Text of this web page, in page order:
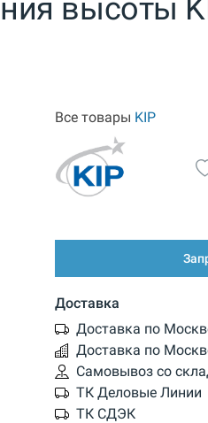
высоты
Все товары KIP
Доставка
Доставка по
Доставка по
Самовывоз со
ТК Деловые Линии
ТК СДЭК